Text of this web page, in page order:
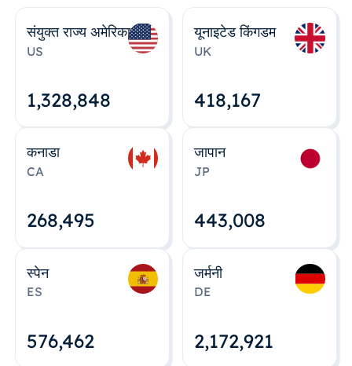
संयुक्त राज्य अमेरिका
US
1,328,848
यूनाइटेड किंगडम
UK
418,167
कनाडा
CA
268,495
जापान
JP
443,008
स्पेन
ES
576,463
जर्मनी
DE
2,172,922